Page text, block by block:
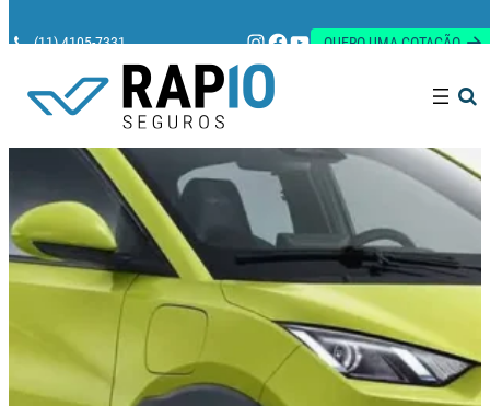
(11) 4105-7331 Instagram
Facebook
Youtube
QUERO UMA COTAÇÃO